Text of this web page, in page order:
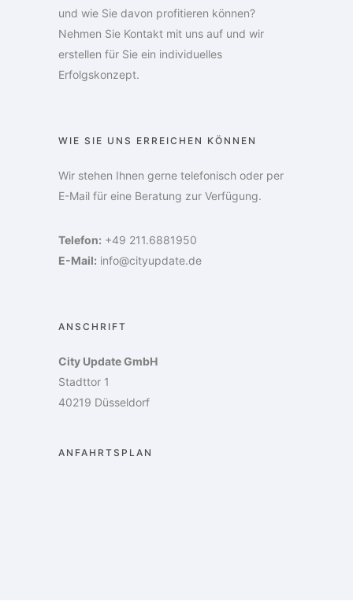
und wie Sie davon profitieren können?
Nehmen Sie Kontakt mit uns auf und wir
erstellen für Sie ein individuelles
Erfolgskonzept.
WIE SIE UNS ERREICHEN KÖNNEN
Wir stehen Ihnen gerne telefonisch oder per
E-Mail für eine Beratung zur Verfügung.
Telefon: +49 211.6881950
E-Mail: info@cityupdate.de
ANSCHRIFT
City Update GmbH
Stadttor 1
40219 Düsseldorf
ANFAHRTSPLAN